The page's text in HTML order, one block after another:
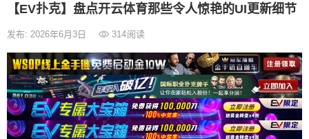
【EV扑克】盘点开云体育那些令人惊艳的UI更新细节
发布: 2026年6月3日 314阅读